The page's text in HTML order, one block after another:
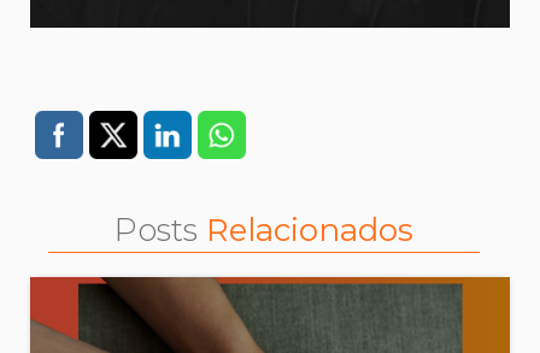
Posts Relacionados